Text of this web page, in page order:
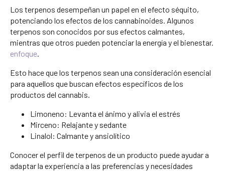
Los terpenos desempeñan un papel en el efecto séquito,
potenciando los efectos de los cannabinoides. Algunos
terpenos son conocidos por sus efectos calmantes,
mientras que otros pueden potenciar la energía y el bienestar.
enfoque.
Esto hace que los terpenos sean una consideración esencial
para aquellos que buscan efectos específicos de los
productos del cannabis.
Limoneno: Levanta el ánimo y alivia el estrés
Mirceno: Relajante y sedante
Linalol: Calmante y ansiolítico
Conocer el perfil de terpenos de un producto puede ayudar a
adaptar la experiencia a las preferencias y necesidades